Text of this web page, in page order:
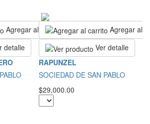
Agregar al carrito
detalle
Agregar al
Ver detalle
RAPUNZEL
SOCIEDAD DE SAN PABLO
$29,000.00